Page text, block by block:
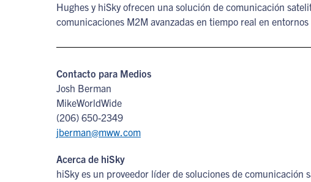
Hughes y hiSky ofrecen una solución de comunicación
comunicaciones M2M avanzadas en tiempo real en entornos
Contacto para Medios
Josh Berman
MikeWorldWide
(206) 650-2349
jberman@mww.com
Acerca de hiSky
hiSky es un proveedor líder de soluciones de